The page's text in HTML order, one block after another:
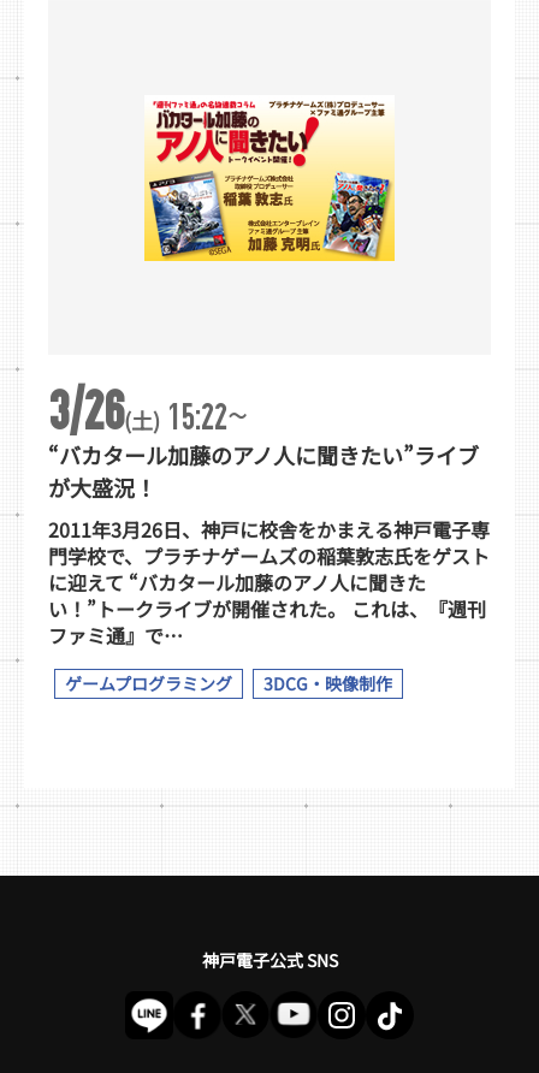
3/26(土) 15:22~
“バカタール加藤のアノ人に聞きたい”ライブ
が大盛況！
2011年3月26日、神戸に校舎をかまえる神戸電子専
門学校で、プラチナゲームズの稲葉敦志氏をゲスト
に迎えて “バカタール加藤のアノ人に聞きた
い！”トークライブが開催された。 これは、『週刊
ファミ通』で…
ゲームプログラミング 3DCG・映像制作
神戸電子公式 SNS